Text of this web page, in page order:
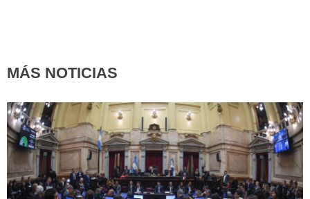
MÁS NOTICIAS